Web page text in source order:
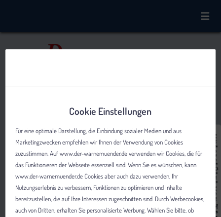
Cookie Einstellungen
Für eine optimale Darstellung, die Einbindung sozialer Medien und aus
Marketingzwecken empfehlen wir Ihnen der Verwendung von Cookies
zuzustimmen. Auf www.der-warnemuender.de verwenden wir Cookies, die für
das Funktionieren der Webseite essenziell sind. Wenn Sie es wünschen, kann
www.der-warnemuender.de Cookies aber auch dazu verwenden, Ihr
Nutzungserlebnis zu verbessern, Funktionen zu optimieren und Inhalte
bereitzustellen, die auf Ihre Interessen zugeschnitten sind. Durch Werbecookies,
auch von Dritten, erhalten Sie personalisierte Werbung. Wählen Sie bitte, ob